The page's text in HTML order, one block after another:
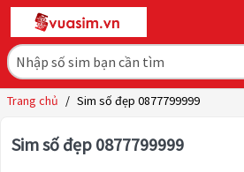
Trang chủ / Sim số đẹp 0877799999
Sim số đẹp 0877799999